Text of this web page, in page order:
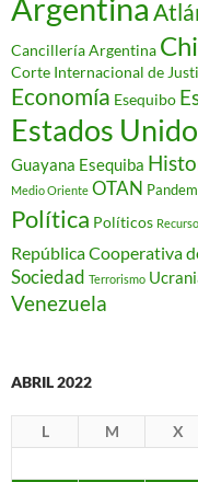
Argentina
Cancillería Argentina
Corte Internacional de
Economía Esequibo
Estados
Guayana Esequiba
Medio Oriente OTAN
Política Políticos
República Cooperativa
Sociedad Terrorismo
Venezuela
ABRIL 2022
L M X